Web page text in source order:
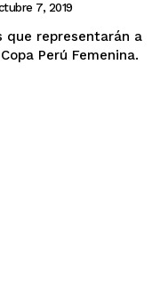
7, 2019
que representarán a
Perú Femenina.